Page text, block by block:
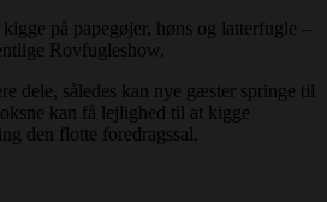
på papegøjer, høns og latterfugle –
Rovfugleshow.
dele, således kan nye gæster springe til
kan få lejlighed til at kigge
den flotte foredragssal.